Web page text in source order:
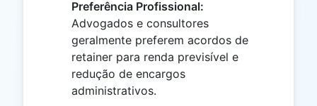
Preferência Profissional:
Advogados e consultores
geralmente preferem acordos de
retainer para renda previsível e
redução de encargos
administrativos.